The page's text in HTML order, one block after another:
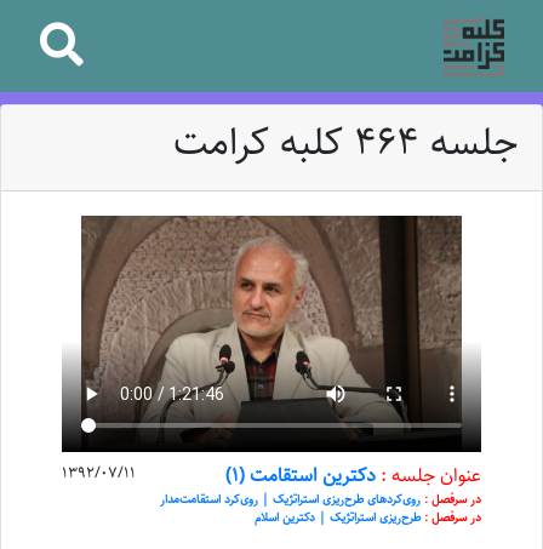
جلسه 464 کلبه کرامت
1392/07/11 عنوان جلسه : دکترین استقامت (1)
در سرفصل : روی‌کرد‌های طرح‌ریزی استراتژیک | روی‌کرد استقامت‌مدار
در سرفصل :طرح‌ریزی استراتژیک | دکترین اسلام